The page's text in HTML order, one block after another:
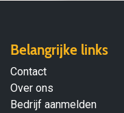
Belangrijke links
Contact
Over ons
Bedrijf aanmelden